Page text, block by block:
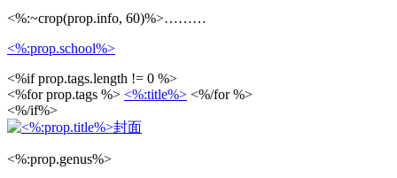
<%:~crop(prop.info, 60)%>………
<%:prop.school%>
<%if prop.tags.length != 0 %>
<%for prop.tags %> <%:title%> <%/for %>
<%/if%>
<%:prop.genus%>